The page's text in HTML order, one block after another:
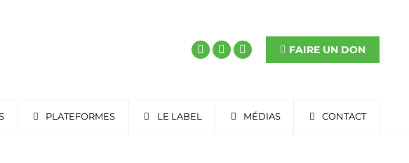
FAIRE UN DON
PLATEFORMES LE LABEL MÉDIAS CONTACT